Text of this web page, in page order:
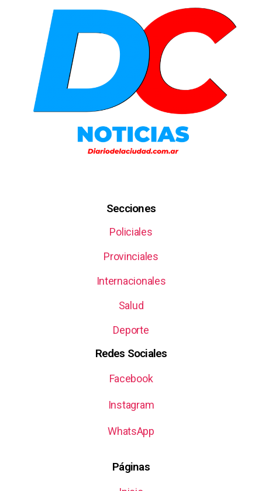
Secciones
Policiales
Provinciales
Internacionales
Salud
Deporte
Redes Sociales
Facebook
Instagram
WhatsApp
Páginas